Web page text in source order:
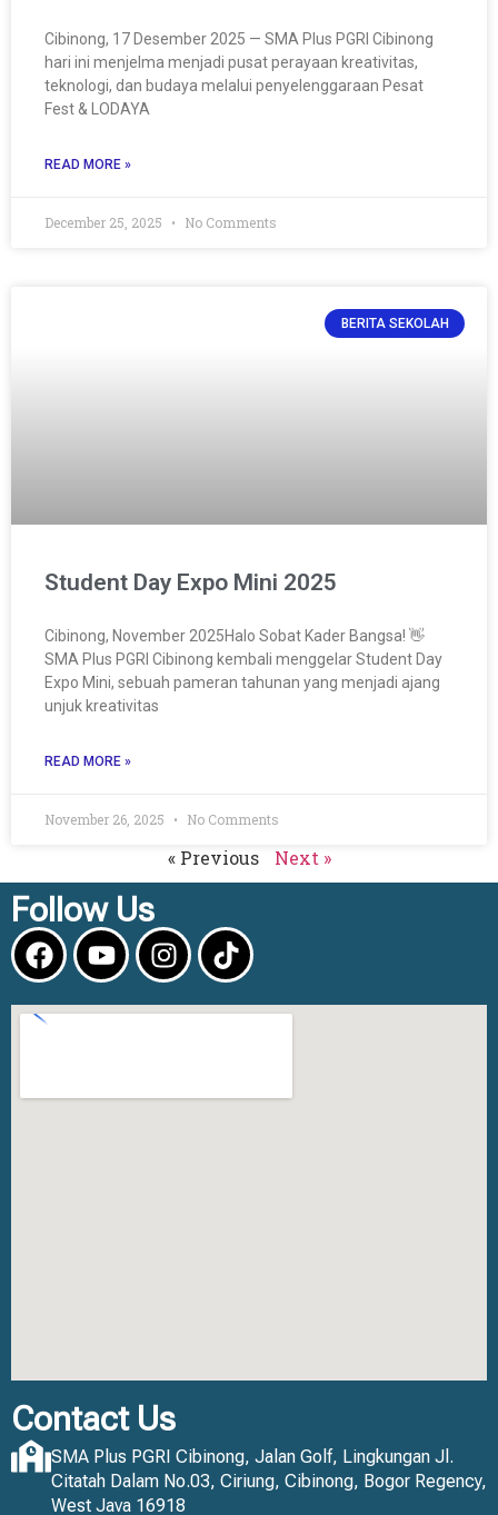
Cibinong, 17 Desember 2025 — SMA Plus PGRI Cibinong
hari ini menjelma menjadi pusat perayaan kreativitas,
teknologi, dan budaya melalui penyelenggaraan Pesat
Fest & LODAYA
READ MORE »
December 25, 2025 No Comments
BERITA SEKOLAH
Student Day Expo Mini 2025
Cibinong, November 2025Halo Sobat Kader Bangsa! 👋
SMA Plus PGRI Cibinong kembali menggelar Student Day
Expo Mini, sebuah pameran tahunan yang menjadi ajang
unjuk kreativitas
READ MORE »
November 26, 2025 No Comments
« Previous Next »
Follow Us
Contact Us
SMA Plus PGRI Cibinong, Jalan Golf, Lingkungan Jl.
Citatah Dalam No.03, Ciriung, Cibinong, Bogor Regency,
West Java 16918